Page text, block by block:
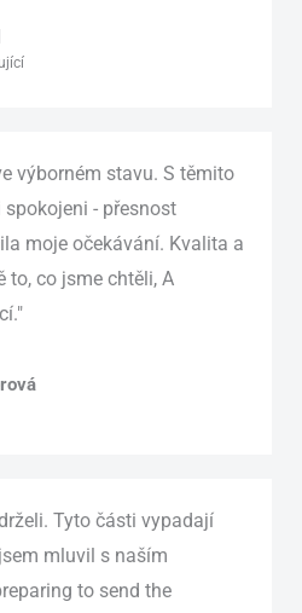
výborném stavu. S těmito
- přesnost
moje očekávání. Kvalita a
to, co jsme chtěli, A
Tyto části vypadají
mluvil s naším
to send the